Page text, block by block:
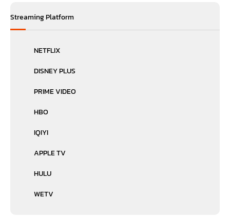
Streaming Platform
NETFLIX
DISNEY PLUS
PRIME VIDEO
HBO
IQIYI
APPLE TV
HULU
WETV